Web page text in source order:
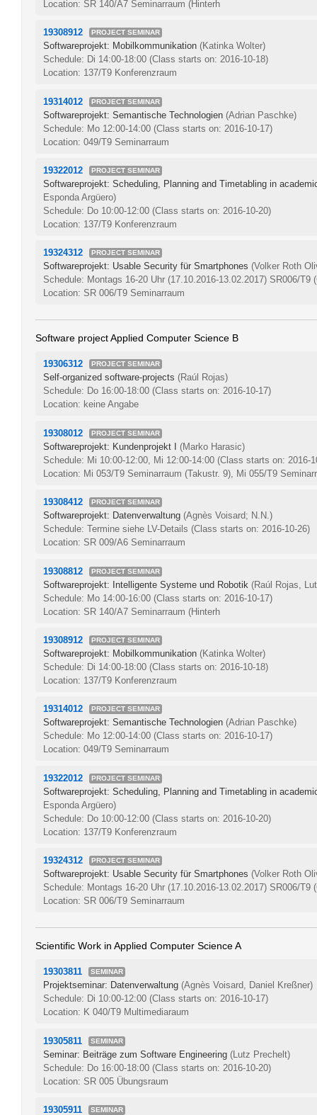
Location: SR 140/A7 Seminarraum (Hinterh
19308912 PROJECT SEMINAR
Softwareprojekt: Mobilkommunikation (Katinka Wolter)
Schedule: Di 14:00-18:00 (Class starts on: 2016-10-18)
Location: 137/T9 Konferenzraum
19314012 PROJECT SEMINAR
Softwareprojekt: Semantische Technologien (Adrian Paschke)
Schedule: Mo 12:00-14:00 (Class starts on: 2016-10-17)
Location: 049/T9 Seminarraum
19322012 PROJECT SEMINAR
Softwareprojekt: Scheduling, Planning and Timetabling in
Esponda Argüero)
Schedule: Do 10:00-12:00 (Class starts on: 2016-10-20)
Location: 137/T9 Konferenzraum
19324312 PROJECT SEMINAR
Softwareprojekt: Usable Security für Smartphones (Volker Roth
Schedule: Montags 16-20 Uhr (17.10.2016-13.02.2017) SR006/T9
Location: SR 006/T9 Seminarraum
Software project Applied Computer Science B
19306312 PROJECT SEMINAR
Self-organized software-projects (Raúl Rojas)
Schedule: Do 16:00-18:00 (Class starts on: 2016-10-17)
Location: keine Angabe
19308012 PROJECT SEMINAR
Softwareprojekt: Kundenprojekt I
(Marko Harasic)
Schedule: Mi 10:00-12:00, Mi 12:00-14:00 (Class starts on: 2016-
Location: Mi 053/T9 Seminarraum (Takustr. 9), Mi 055/T9
19308412 PROJECT SEMINAR
Softwareprojekt: Datenverwaltung (Agnès Voisard; N.N.)
Schedule: Termine siehe LV-Details (Class starts on: 2016-10-26)
Location: SR 009/A6 Seminarraum
19308812 PROJECT SEMINAR
Softwareprojekt: Intelligente Systeme und Robotik (Raúl Rojas,
Schedule: Mo 14:00-16:00 (Class starts on: 2016-10-17)
Location: SR 140/A7 Seminarraum (Hinterh
19308912 PROJECT SEMINAR
Softwareprojekt: Mobilkommunikation (Katinka Wolter)
Schedule: Di 14:00-18:00 (Class starts on: 2016-10-18)
Location: 137/T9 Konferenzraum
19314012 PROJECT SEMINAR
Softwareprojekt: Semantische Technologien (Adrian Paschke)
Schedule: Mo 12:00-14:00 (Class starts on: 2016-10-17)
Location: 049/T9 Seminarraum
19322012 PROJECT SEMINAR
Softwareprojekt: Scheduling, Planning and Timetabling in
Esponda Argüero)
Schedule: Do 10:00-12:00 (Class starts on: 2016-10-20)
Location: 137/T9 Konferenzraum
19324312 PROJECT SEMINAR
Softwareprojekt: Usable Security für Smartphones (Volker Roth
Schedule: Montags 16-20 Uhr (17.10.2016-13.02.2017) SR006/T9
Location: SR 006/T9 Seminarraum
Scientific Work in Applied Computer Science A
19303811 SEMINAR
Projektseminar: Datenverwaltung (Agnès Voisard, Daniel Kreßner)
Schedule: Di 10:00-12:00 (Class starts on: 2016-10-17)
Location: K 040/T9 Multimediaraum
19305811 SEMINAR
Seminar: Beiträge zum Software Engineering (Lutz Prechelt)
Schedule: Do 16:00-18:00 (Class starts on: 2016-10-20)
Location: SR 005 Übungsraum
19305911 SEMINAR